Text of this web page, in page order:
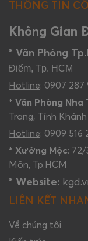
THÔNG TIN
Không Gian
* Văn Phòng
Điểm, Tp. HCM
Hotline: 0907 287
* Văn Phòng Nha
Trang, Tỉnh
Hotline: 0909 516
* Xưởng Mộc: 72/
Môn, Tp.HCM
* Website:
LIÊN KẾT
Về chúng tôi